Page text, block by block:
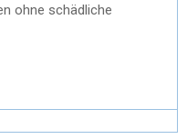
ohne schädliche